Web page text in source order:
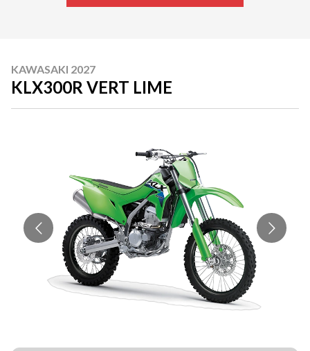
KAWASAKI 2027
KLX300R VERT LIME